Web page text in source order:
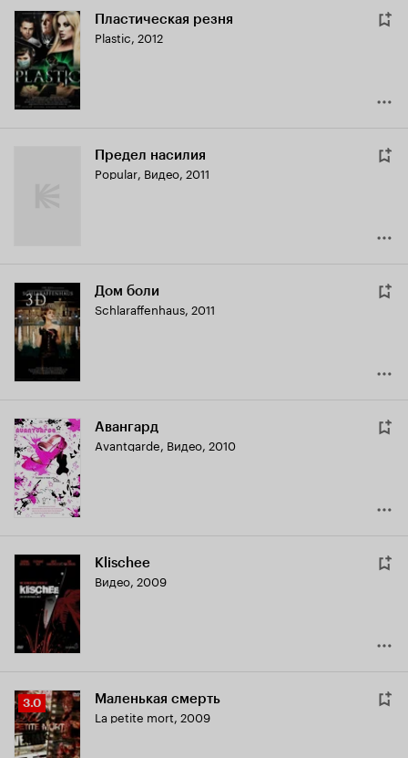
Пластическая резня
Plastic, 2012
Предел насилия
Popular, Видео, 2011
Дом боли
Schlaraffenhaus, 2011
Авангард
Avantgarde, Видео, 2010
Klischee
Видео, 2009
Рейтинг
Кинопоиска
3.0
3.0 Маленькая смерть
La petite mort, 2009